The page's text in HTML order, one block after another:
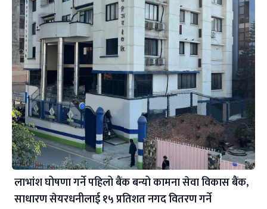
लाभांश घोषणा गर्ने पहिलो बैंक बन्यो कामना सेवा विकास बैंक,
साधारण सेयरधनीलाई १५ प्रतिशत नगद वितरण गर्ने